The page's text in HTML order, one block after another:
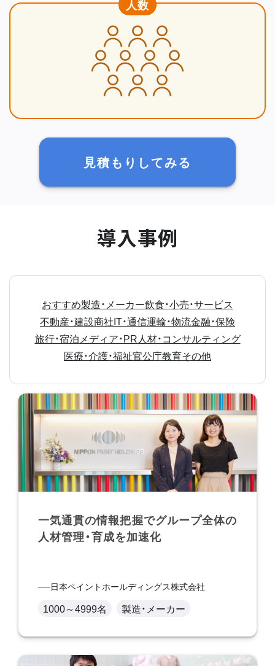
人数
見積もりしてみる
導入事例
おすすめ製造・メーカー飲食・小売・サービス
不動産・建設商社IT・通信運輸・物流金融・保険
旅行・宿泊 メディア・PR人材・コンサルティング
医療・介護・福祉官公庁教育その他
一気通貫の情報把握でグループ全体の
人材管理・育成を加速化
日本ペイントホールディングス株式会社
1000～4999名 製造・メーカー